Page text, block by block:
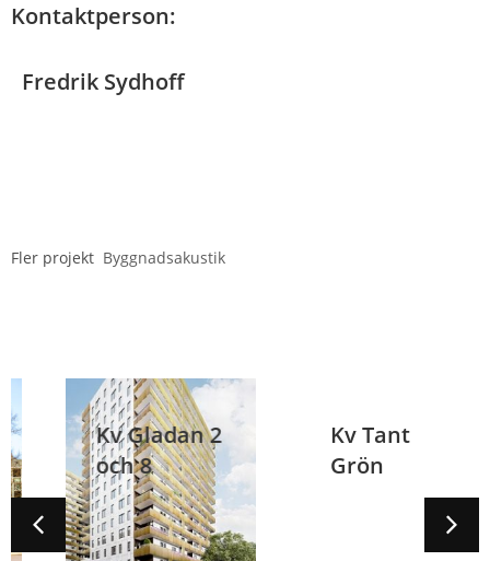
Kontaktperson:
Fredrik Sydhoff
Fler projekt Byggnadsakustik
Kv Gladan 2
och 8
Kv Tant
Grön